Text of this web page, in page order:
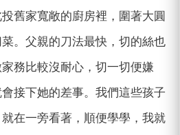
舊家寬敞的廚房裡，圍著大圓
。父親的刀法最快，切的絲也
務比較沒耐心，切一切便嫌
接下她的差事。我們這些孩子
在一旁看著，順便學學，我就